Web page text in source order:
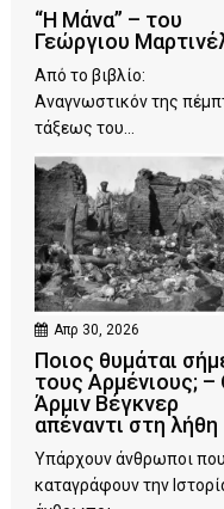
“Η Μάνα” – του
Γεώργιου
Από το βιβλίο:
Αναγνωστικόν της
τάξεως του...
Απρ 30, 2026
Ποιος θυμάται
τους Αρμένιους; –
Άρμιν Βέγκνερ
απέναντι στη λήθη
Υπάρχουν άνθρωποι που
καταγράφουν την